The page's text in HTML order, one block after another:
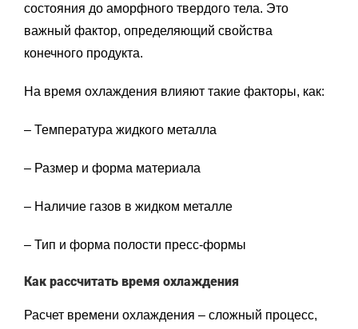
состояния до аморфного твердого тела. Это
важный фактор, определяющий свойства
конечного продукта.
На время охлаждения влияют такие факторы, как:
– Температура жидкого металла
– Размер и форма материала
– Наличие газов в жидком металле
– Тип и форма полости пресс-формы
Как рассчитать время охлаждения
Расчет времени охлаждения – сложный процесс,